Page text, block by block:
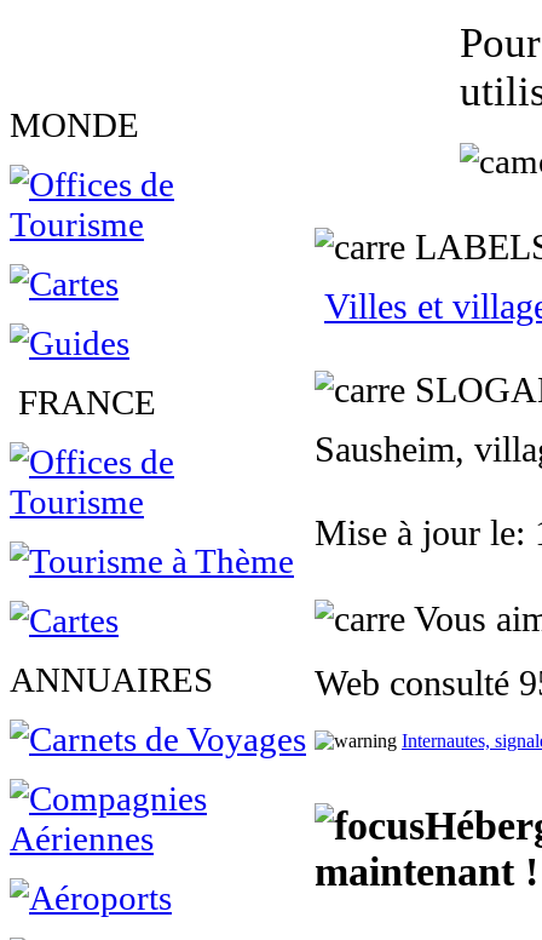
MONDE
FRANCE
ANNUAIRES
Villes et
Sausheim,
Mise à jour le:
Vous
Web consulté
Internautes,
maintenant !